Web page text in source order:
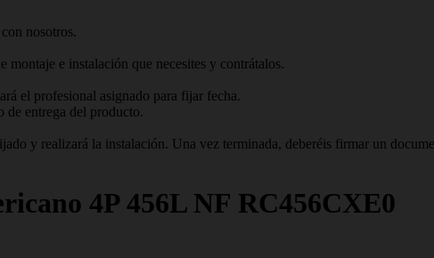
nosotros.
montaje e instalación que necesites y contrátalos.
el profesional asignado para fijar fecha.
de entrega del producto.
y realizará la instalación. Una vez terminada, deberéis firmar un
4P 456L NF RC456CXE0